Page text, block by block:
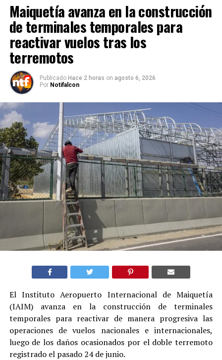
Maiquetía avanza en la construcción
de terminales temporales para
reactivar vuelos tras los
terremotos
Publicado Hace 2 horas on agosto 6, 2026
Por Notifalcon
El Instituto Aeropuerto Internacional de Maiquetía
(IAIM) avanza en la construcción de terminales
temporales para reactivar de manera progresiva las
operaciones de vuelos nacionales e internacionales,
luego de los daños ocasionados por el doble terremoto
registrado el pasado 24 de junio.